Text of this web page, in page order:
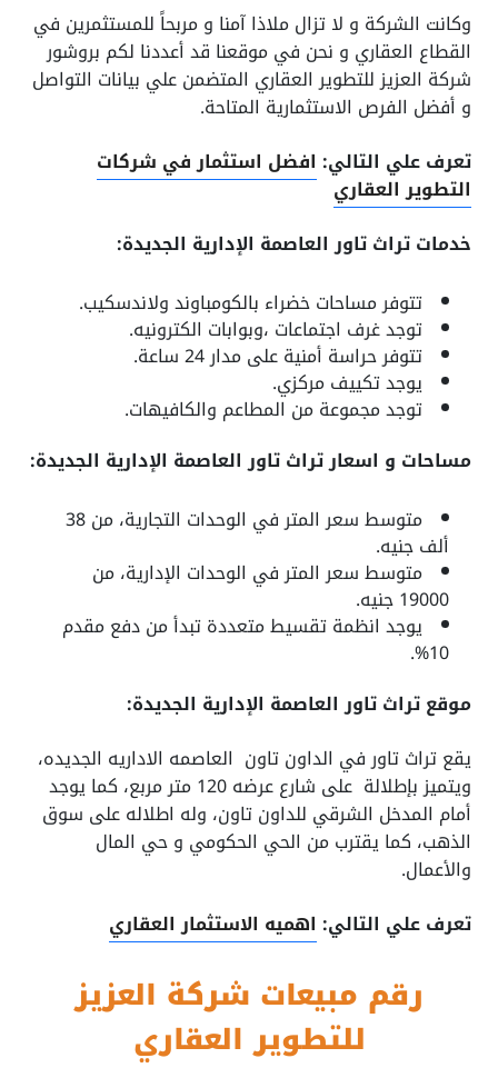
وكانت الشركة و لا تزال ملاذا آمنا و مربحاً للمستثمرين في
القطاع العقاري و نحن في موقعنا قد أعددنا لكم بروشور
شركة العزيز للتطوير العقاري المتضمن علي بيانات التواصل
و أفضل الفرص الاستثمارية المتاحة.
تعرف علي التالي: افضل استثمار في شركات
التطوير العقاري
خدمات تراث تاور العاصمة الإدارية الجديدة:
تتوفر مساحات خضراء بالكومباوند ولاندسكيب.
توجد غرف اجتماعات ،وبوابات الكترونيه.
تتوفر حراسة أمنية على مدار 24 ساعة.
يوجد تكييف مركزي.
توجد مجموعة من المطاعم والكافيهات.
مساحات و اسعار تراث تاور العاصمة الإدارية الجديدة:
متوسط سعر المتر في الوحدات التجارية، من 38
ألف جنيه.
متوسط سعر المتر في الوحدات الإدارية، من
19000 جنيه.
يوجد انظمة تقسيط متعددة تبدأ من دفع مقدم
10%.
موقع تراث تاور العاصمة الإدارية الجديدة:
يقع تراث تاور في الداون تاون العاصمه الاداريه الجديده،
ويتميز بإطلالة على شارع عرضه 120 متر مربع، كما يوجد
أمام المدخل الشرقي للداون تاون، وله اطلاله على سوق
الذهب، كما يقترب من الحي الحكومي و حي المال
والأعمال.
تعرف علي التالي: اهميه الاستثمار العقاري
رقم مبيعات شركة العزيز
للتطوير العقاري